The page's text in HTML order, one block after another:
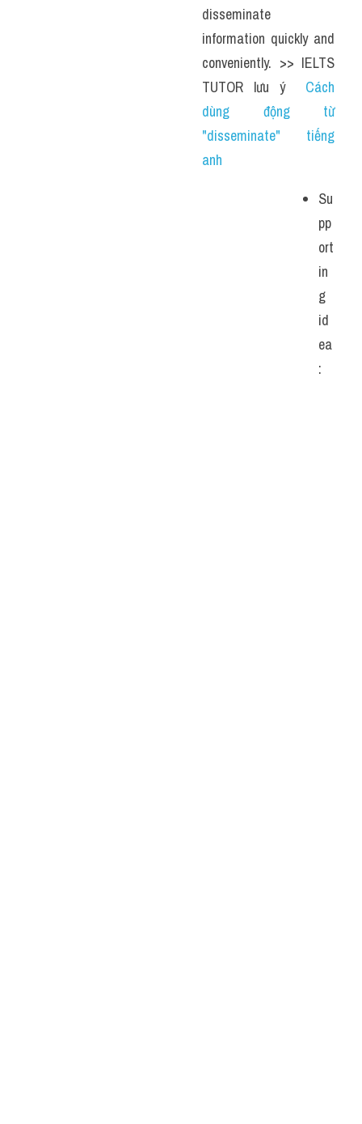
disseminate
information quickly and
conveniently. >> IELTS
TUTOR lưu ý Cách
dùng động từ
"disseminate" tiếng
anh
Su
pp
ort
in
g
id
ea
: